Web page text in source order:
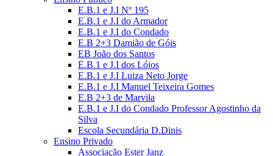
E.B.1 e J.I Nº 195
E.B.1 e J.I do Armador
E.B.1 e J.I do Condado
E.B 2+3 Damião de Góis
EB João dos Santos
E.B.1 e J.I dos Lóios
E.B.1 e J.I Luiza Neto Jorge
E.B.1 e J.I Manuel Teixeira Gomes
E.B 2+3 de Marvila
E.B.1 e J.I do Condado Professor Agostinho da
Silva
Escola Secundária D.Dinis
Ensino Privado
Associação Ester Janz